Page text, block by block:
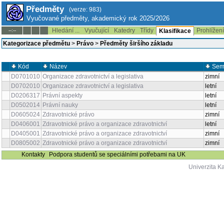
Předměty (verze: 983)
Vyučované předměty, akademický rok 2025/2026
--:-- Hledání ... Vyučující Katedry Třídy Klasifikace
Kategorizace předmětu > Právo > Předměty širšího základu
Kód Název
D0701010 Organizace zdravotnictví a legislativa
zimní
D0702010 Organizace zdravotnictví a legislativa
letní
D0206317 Právní aspekty
letní
D0502014 Právní nauky
letní
D0605024 Zdravotnické právo
zimní
D0406001 Zdravotnické právo a organizace zdravotnictví
letní
D0405001 Zdravotnické právo a organizace zdravotnictví
zimní
D0805002 Zdravotnické právo a organizace zdravotnictví
zimní
Kontakty
Podpora studentů se speciálními potřebami na UK
Univerzita